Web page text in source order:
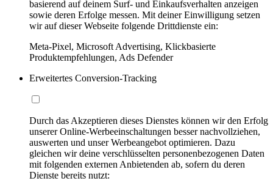
basierend auf deinem Surf- und Einkaufsverhalten anzeigen
sowie deren Erfolge messen. Mit deiner Einwilligung setzen
wir auf dieser Webseite folgende Drittdienste ein:
Meta-Pixel, Microsoft Advertising, Klickbasierte
Produktempfehlungen, Ads Defender
Erweitertes Conversion-Tracking
Durch das Akzeptieren dieses Dienstes können wir den Erfolg
unserer Online-Werbeeinschaltungen besser nachvollziehen,
auswerten und unser Werbeangebot optimieren. Dazu
gleichen wir deine verschlüsselten personenbezogenen Daten
mit folgenden externen Anbietenden ab, sofern du deren
Dienste bereits nutzt: